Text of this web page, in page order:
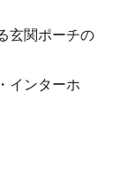
玄関ポーチの
インターホ